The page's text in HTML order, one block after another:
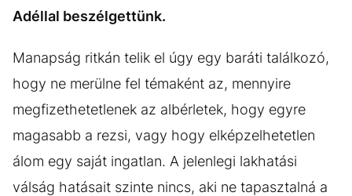
Adéllal beszélgettünk.
Manapság ritkán telik el úgy egy baráti találkozó,
hogy ne merülne fel témaként az, mennyire
megfizethetetlenek az albérletek, hogy egyre
magasabb a rezsi, vagy hogy elképzelhetetlen
álom egy saját ingatlan. A jelenlegi lakhatási
válság hatásait szinte nincs, aki ne tapasztalná a